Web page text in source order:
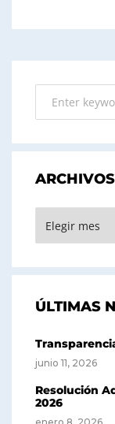
ARCHIVOS
ÚLTIMAS
junio 11, 2026
Resolución
2026